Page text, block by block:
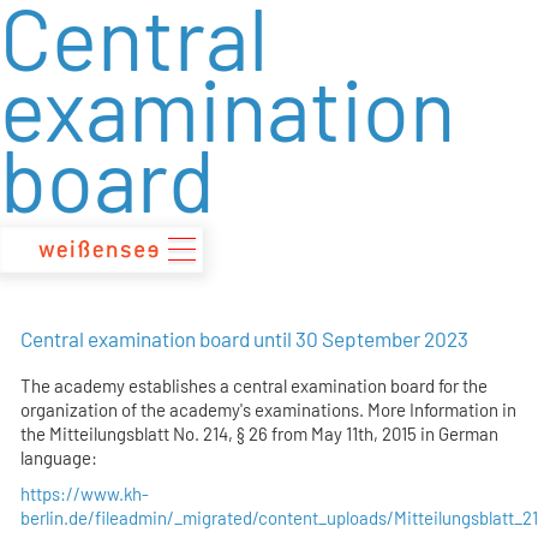
zum
Inhalt
Central
examination
board
Central examination board until 30 September 2023
The academy establishes a central examination board for the
organization of the academy's examinations. More Information in
the Mitteilungsblatt No. 214, § 26 from May 11th, 2015 in German
language:
https://www.kh-
berlin.de/fileadmin/_migrated/content_uploads/